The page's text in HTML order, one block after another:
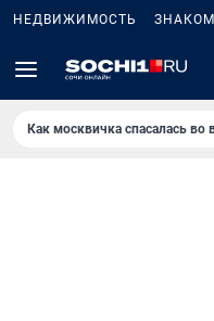
НЕДВИЖИМОСТЬ
Как москвичка спасалась